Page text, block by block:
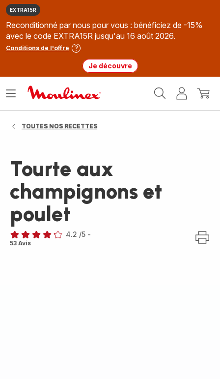
EXTRA15R
Reconditionné par nous pour vous : bénéficiez de -15%
avec le code EXTRA15R jusqu'au 16 août 2026.
Conditions de l'offre
Je découvre
MonMon
Ouvrir
TOUTES NOS RECETTES
Tourte aux
champignons et
poulet
ratings.4.2
4.2 /5 -
53 Avis